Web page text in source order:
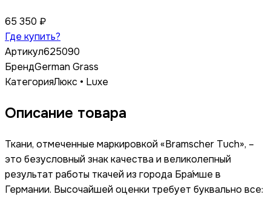
65 350 ₽
Где купить?
Артикул625090
БрендGerman Grass
КатегорияЛюкс • Luxe
Описание товара
Ткани, отмеченные маркировкой «Bramscher Tuch», –
это безусловный знак качества и великолепный
результат работы ткачей из города Бра́мше в
Германии. Высочайшей оценки требует буквально все: